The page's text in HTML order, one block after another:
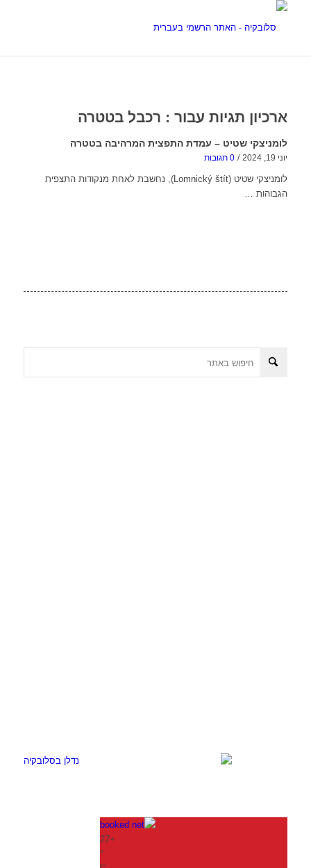
ארכיון תגיות עבור : רכבל בטטרה
לומניצקי שטיט – עמדת התפצית המרהיבה בטטרה
יוני 19, 2024 / 0 תגובות
לומניצקי שטיט (Lomnický štít), נחשבת לאחת מנקודות התצפית
הגבוהות …
+
27
°